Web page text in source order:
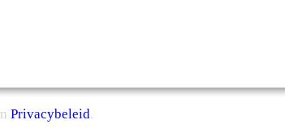
Privacybeleid.